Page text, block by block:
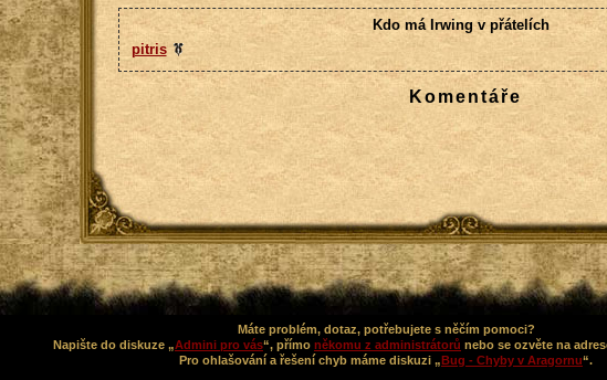
Kdo má Irwing v přátelích
pitris
Komentáře
Máte problém, dotaz, potřebujete s něčím pomoci?
Napište do diskuze „Admini pro vás“, přímo někomu z administrátorů nebo se ozvěte na
Pro ohlašování a řešení chyb máme diskuzi „Bug - Chyby v Aragornu“.